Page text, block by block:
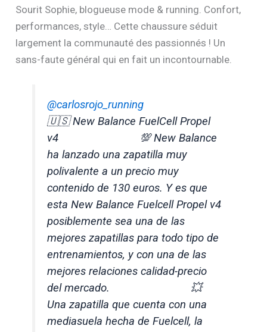
Sourit Sophie, blogueuse mode & running. Confort,
performances, style… Cette chaussure séduit
largement la communauté des passionnés ! Un
sans-faute général qui en fait un incontournable.
@carlosrojo_running
🇺🇸 New Balance FuelCell Propel
v4 ⠀⠀⠀⠀⠀⠀⠀⠀⠀ 💯 New Balance
ha lanzado una zapatilla muy
polivalente a un precio muy
contenido de 130 euros. Y es que
esta New Balance Fuelcell Propel v4
posiblemente sea una de las
mejores zapatillas para todo tipo de
entrenamientos, y con una de las
mejores relaciones calidad-precio
del mercado. ⠀⠀⠀⠀⠀⠀⠀⠀⠀ 💥
Una zapatilla que cuenta con una
mediasuela hecha de Fuelcell, la